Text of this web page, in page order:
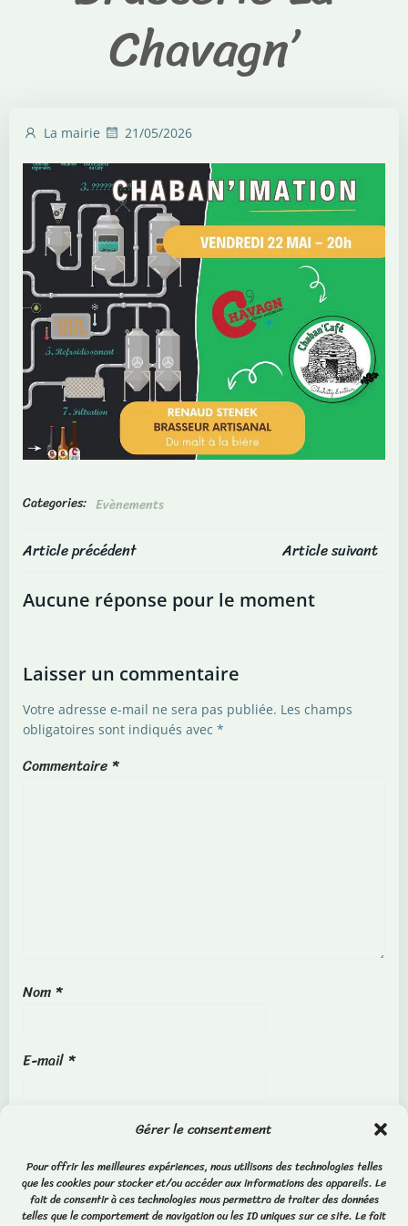
Gérer le consentement
Pour offrir les meilleures expériences, nous utilisons des technologies telles
que les cookies pour stocker et/ou accéder aux informations des appareils. Le
fait de consentir à ces technologies nous permettra de traiter des données
telles que le comportement de navigation ou les ID uniques sur ce site. Le fait
Chavagn’
La mairie 21/05/2026
Categories: Evènements
Post
navigation
Article précédent
navigation
Article suivant
Aucune réponse pour le moment
Laisser un commentaire
Votre adresse e-mail ne sera pas publiée. Les champs
obligatoires sont indiqués avec *
Commentaire *
Nom *
E-mail *